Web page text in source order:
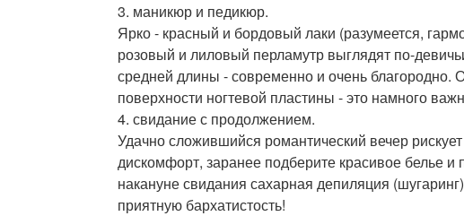
3. маникюр и педикюр.
Ярко - красный и бордовый лаки (разумеется,
розовый и лиловый перламутр выглядят по-
средней длины - современно и очень благородно.
поверхности ногтевой пластины - это намного
4. свидание с продолжением.
Удачно сложившийся романтический вечер
дискомфорт, заранее подберите красивое белье
накануне свидания сахарная депиляция
приятную бархатистость!